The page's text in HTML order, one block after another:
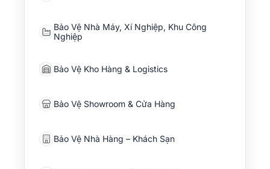
Bảo Vệ Nhà Máy, Xí Nghiệp, Khu Công
Nghiệp
Bảo Vệ Kho Hàng & Logistics
Bảo Vệ Showroom & Cửa Hàng
Bảo Vệ Nhà Hàng – Khách Sạn